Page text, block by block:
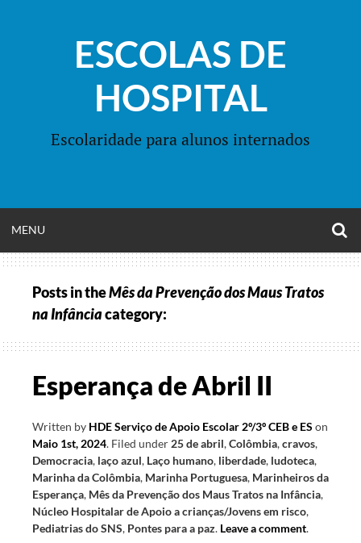
ESCOLAS DE
HOSPITAL
Escolaridade para alunos internados
MENU
MENU
Posts in theMês da Prevenção dos Maus Tratos
na Infânciacategory:
Esperança de Abril II
Written by HDE Serviço de Apoio Escolar 2º/3º CEB e ES on
Maio 1st, 2024. Filed under 25 de abril,Colômbia,cravos,
Democracia, laço azul, Laço humano, liberdade, ludoteca,
Marinha da Colômbia, Marinha Portuguesa, Marinheiros da
Esperança, Mês da Prevenção dos Maus Tratos na Infância,
Núcleo Hospitalar de Apoio a crianças/Jovens em risco,
Pediatrias do SNS, Pontes para a paz. Leave a comment.